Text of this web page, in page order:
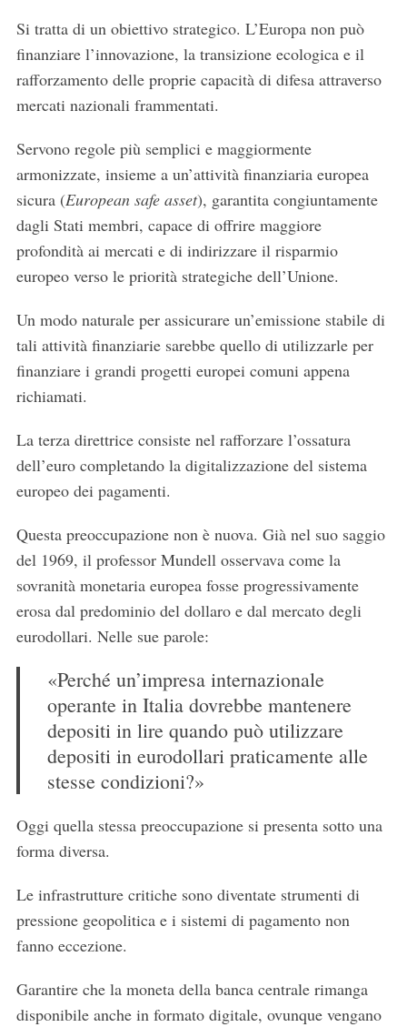
Si tratta di un obiettivo strategico. L’Europa non può
finanziare l’innovazione, la transizione ecologica e il
rafforzamento delle proprie capacità di difesa attraverso
mercati nazionali frammentati.
Servono regole più semplici e maggiormente
armonizzate, insieme a un’attività finanziaria europea
sicura (European safe asset), garantita congiuntamente
dagli Stati membri, capace di offrire maggiore
profondità ai mercati e di indirizzare il risparmio
europeo verso le priorità strategiche dell’Unione.
Un modo naturale per assicurare un’emissione stabile di
tali attività finanziarie sarebbe quello di utilizzarle per
finanziare i grandi progetti europei comuni appena
richiamati.
La terza direttrice consiste nel rafforzare l’ossatura
dell’euro completando la digitalizzazione del sistema
europeo dei pagamenti.
Questa preoccupazione non è nuova. Già nel suo saggio
del 1969, il professor Mundell osservava come la
sovranità monetaria europea fosse progressivamente
erosa dal predominio del dollaro e dal mercato degli
eurodollari. Nelle sue parole:
«Perché un’impresa internazionale
operante in Italia dovrebbe mantenere
depositi in lire quando può utilizzare
depositi in eurodollari praticamente alle
stesse condizioni?»
Oggi quella stessa preoccupazione si presenta sotto una
forma diversa.
Le infrastrutture critiche sono diventate strumenti di
pressione geopolitica e i sistemi di pagamento non
fanno eccezione.
Garantire che la moneta della banca centrale rimanga
disponibile anche in formato digitale, ovunque vengano